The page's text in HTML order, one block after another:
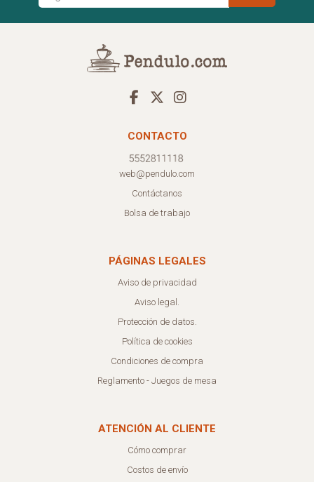
CONTACTO
web@pendulo.com
Contáctanos
Bolsa de trabajo
PÁGINAS LEGALES
Aviso de privacidad
Aviso legal.
Protección de datos.
Política de cookies
Condiciones de compra
Reglamento - Juegos de mesa
ATENCIÓN AL CLIENTE
Cómo comprar
Costos de envío